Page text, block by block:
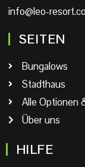
info@leo-
SEITEN
Bungalows
Stadthaus
Alle Optionen
Über uns
HILFE